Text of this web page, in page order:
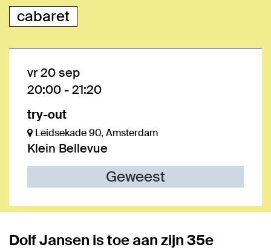
cabaret
vr 20 sep
20:00-21:20
try-out
Leidsekade 90, Amsterdam
Klein Bellevue
Geweest
Dolf Jansen is toe aan zijn 35e